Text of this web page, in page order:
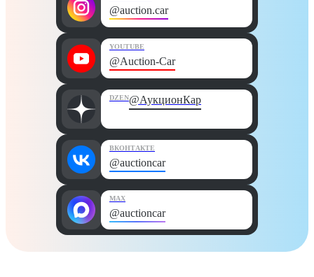
@auction.car
YOUTUBE
@Auction-Car
DZEN@АукционКар
ВКОНТАКТЕ
@auctioncar
MAX
@auctioncar